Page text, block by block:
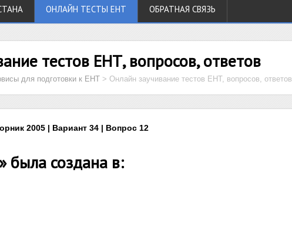
ОНЛАЙН ТЕСТЫ ЕНТ ОБРАТНАЯ СВЯЗЬ
тестов ЕНТ, вопросов, ответов
для подготовки к ЕНТ > Онлайн заучивание тестов ЕНТ, вопросов, ответов
2005 | Вариант 34 | Вопрос 12
была создана в: